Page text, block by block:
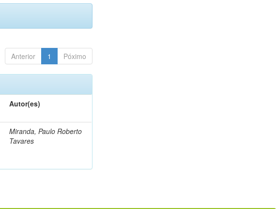
Anterior 1 Póximo
Autor(es)
Miranda, Paulo Roberto
Tavares